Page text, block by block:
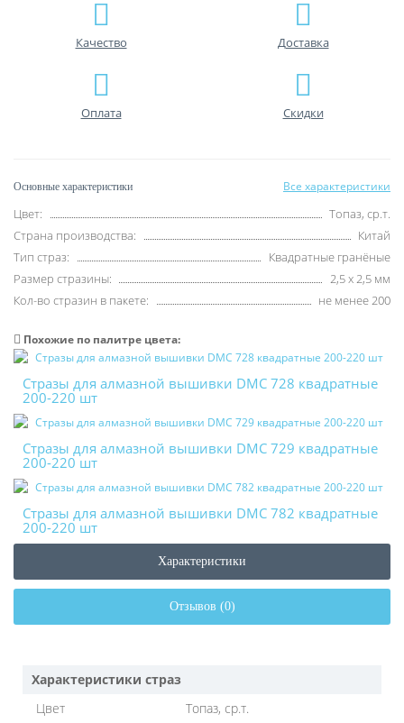
Качество Доставка
Оплата Скидки
Основные характеристики Все характеристики
Цвет:
Топаз, ср.т.
Страна производства:
Китай
Тип страз:
Квадратные гранёные
Размер стразины:
2,5 х 2,5 мм
Кол-во стразин в пакете:
не менее 200
Похожие по палитре цвета:
Стразы для алмазной вышивки DMC 728 квадратные
200-220 шт
Стразы для алмазной вышивки DMC 729 квадратные
200-220 шт
Стразы для алмазной вышивки DMC 782 квадратные
200-220 шт
Характеристики
Отзывов (0)
Характеристики страз
Цвет
Топаз, ср.т.